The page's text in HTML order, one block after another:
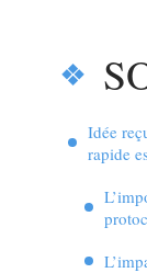
Idée
rapide